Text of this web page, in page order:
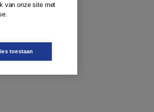
van onze site met
toestaan